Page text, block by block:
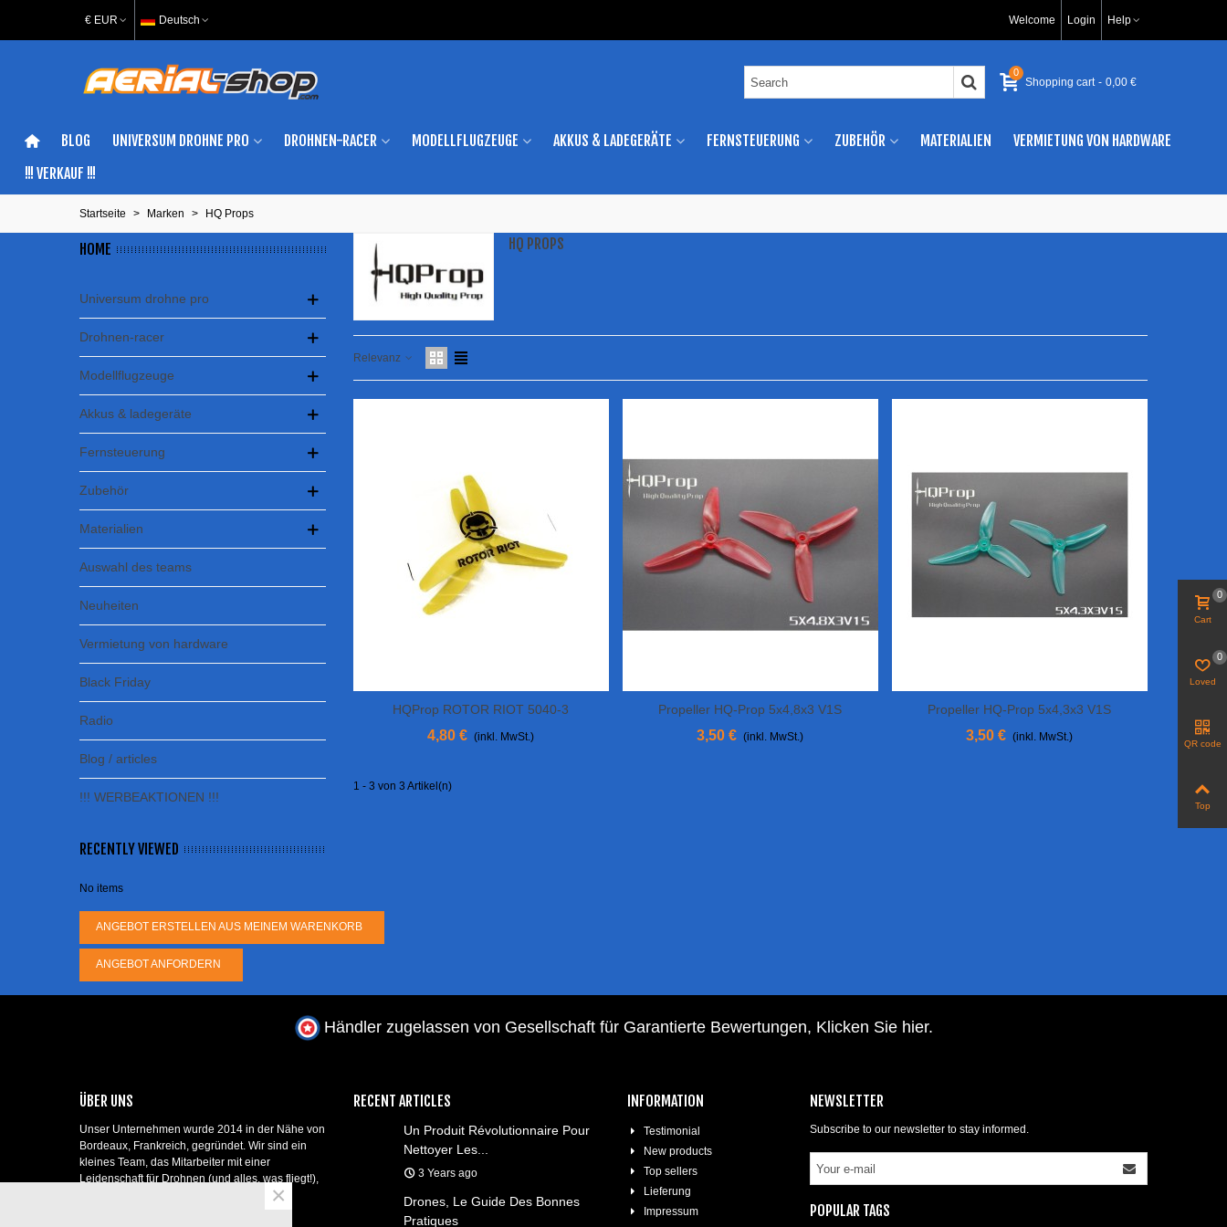
€ EUR Deutsch Welcome Login Help
0
Shopping cart - 0,00 €
BLOG UNIVERSUM DROHNE PRO DROHNEN-RACER MODELLFLUGZEUGE AKKUS & LADEGERÄTE FERNSTEUERUNG ZUBEHÖR MATERIALIEN
VERMIETUNG VON HARDWARE
!!! VERKAUF !!!
Startseite > Marken > HQ Props
HOME
Universum drohne pro
Drohnen-racer
Modellflugzeuge
Akkus & ladegeräte
Fernsteuerung
Zubehör
Materialien
Auswahl des teams
Neuheiten
Vermietung von hardware
Black Friday
Radio
Blog / articles
!!! WERBEAKTIONEN !!!
RECENTLY VIEWED
No items
ANGEBOT ERSTELLEN AUS MEINEM WARENKORB
ANGEBOT ANFORDERN
HQ PROPS
Relevanz
In Den Warenkorb
HQProp ROTOR RIOT 5040-3
4,80 € (inkl. MwSt.)
View More
Propeller HQ-Prop 5x4,8x3 V1S
Polycarbonat
3,50 € (inkl. MwSt.)
View More
Propeller HQ-Prop 5x4,3x3 V1S
Polycarbonat
3,50 € (inkl. MwSt.)
1 - 3 von 3 Artikel(n)
ÜBER UNS
Unser Unternehmen wurde 2014 in der Nähe von
Bordeaux, Frankreich, gegründet. Wir sind ein
kleines Team, das Mitarbeiter mit einer
Leidenschaft für Drohnen (und alles, was fliegt!),
Modellflugzeugbauer und professionelle
RECENT ARTICLES
Un Produit Révolutionnaire Pour
Nettoyer Les...
3 Years ago
Drones, Le Guide Des Bonnes
Pratiques
INFORMATION
Testimonial
New products
Top sellers
Lieferung
Impressum
NEWSLETTER
Subscribe to our newsletter to stay informed.
POPULAR TAGS
Händler zugelassen von Gesellschaft für Garantierte Bewertungen, Klicken Sie hier.
Cart
0
Loved
0
QR code
Top
×